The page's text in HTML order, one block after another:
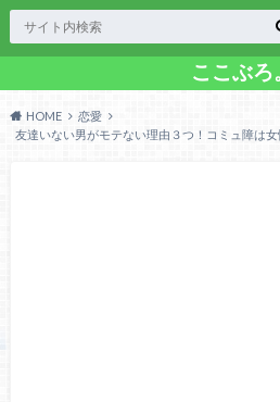
ここぶろ
HOME
恋愛
友達いない男がモテない理由３つ！コミュ障は女